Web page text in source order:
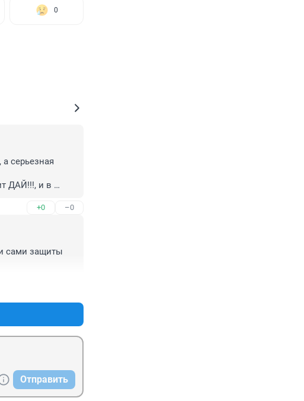
0
серьезная
ДАЙ!!!, и в
+0 –0
сами защиты
Отправить